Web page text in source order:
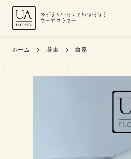
ホーム 花束 白系